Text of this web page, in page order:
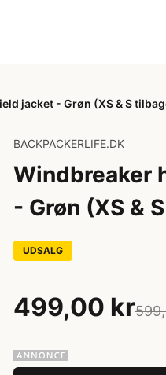
jacket - Grøn (XS & S
BACKPACKERLIFE.DK
Windbreaker
- Grøn (XS &
UDSALG
499,00 kr